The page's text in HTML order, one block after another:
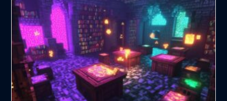
De
Capture
3D
Revolutionnent
Les
Secteurs
De
La
Construction
Et
De
L’ingenierie